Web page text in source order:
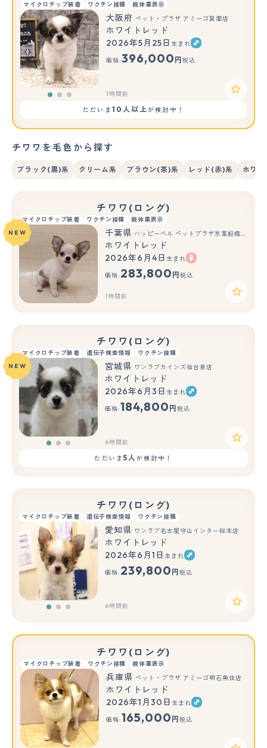
マイクロチップ装着 ワクチン接種 親体重表示
もっと見る
大阪府 ペット・プラザ アミーゴ箕面店
ホワイトレッド
2026年5月25日 生まれ
価格:396,000 円 税込
1時間前
ただいま 10人以上が検討中！
チワワを毛色から探す
ブラック(黒)系 クリーム系 ブラウン(茶)系 レッド(赤)系 ホワ
チワワ(ロング)
マイクロチップ装着 ワクチン接種
親体重表示
NEW
千葉県 ハッピーベル ペットプラザ京葉船橋インター店
ホワイトレッド
2026年6月4日 生まれ
価格: 283,800 円 税込
1時間前
チワワ(ロング)
マイクロチップ装着 遺伝子検査情報 ワクチン接種
もっと見る
NEW 宮城県 ワンラブカインズ仙台泉店
ホワイトレッド
2026年6月3日 生まれ
価格:184,800 円 税込
6時間前
ただいま 5人が検討中！
チワワ(ロング)
マイクロチップ装着 遺伝子検査情報 ワクチン接種
もっと見る
愛知県 ワンラブ名古屋守山インター総本店
ホワイトレッド
2026年6月1日 生まれ
価格: 239,800 円 税込
6時間前
チワワ(ロング)
マイクロチップ装着 ワクチン接種 親体重表示
もっと見る
兵庫県 ペット・プラザ アミーゴ明石魚住店
ホワイトレッド
2026年1月30日 生まれ
価格:165,000 円 税込